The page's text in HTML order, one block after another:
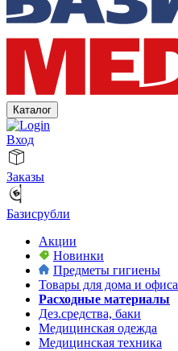
Каталог
Вход
Заказы
Базисрубли
Акции
Новинки
Предметы гигиены
Товары для дома и офиса
Расходные материалы
Дез.средства, баки
Медицинская одежда
Медицинская техника